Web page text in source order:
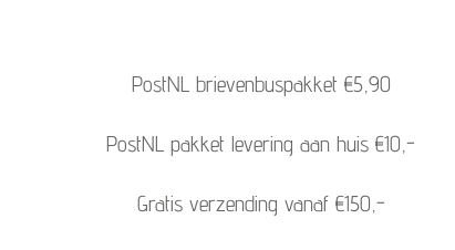
PostNL brievenbuspakket €5,90
PostNL pakket levering aan huis €10,-
Gratis verzending vanaf €150,-